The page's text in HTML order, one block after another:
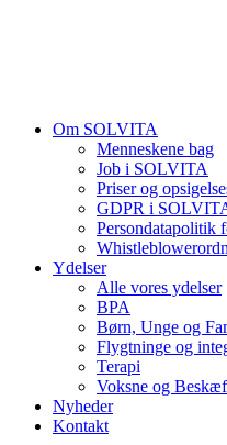
Om SOLVITA
Menneskene bag
Job i SOLVITA
Priser og
GDPR i
Persondatapolitik
Ydelser
Alle vores ydelser
BPA
Børn, Unge og
Flygtninge og
Terapi
Voksne og
Nyheder
Kontakt